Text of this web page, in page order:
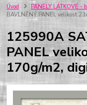
Úvod PANELY LÁTKOVÉ -
BAVLNĚNÝ PANEL velikost
125990A
PANEL
170g/m2,